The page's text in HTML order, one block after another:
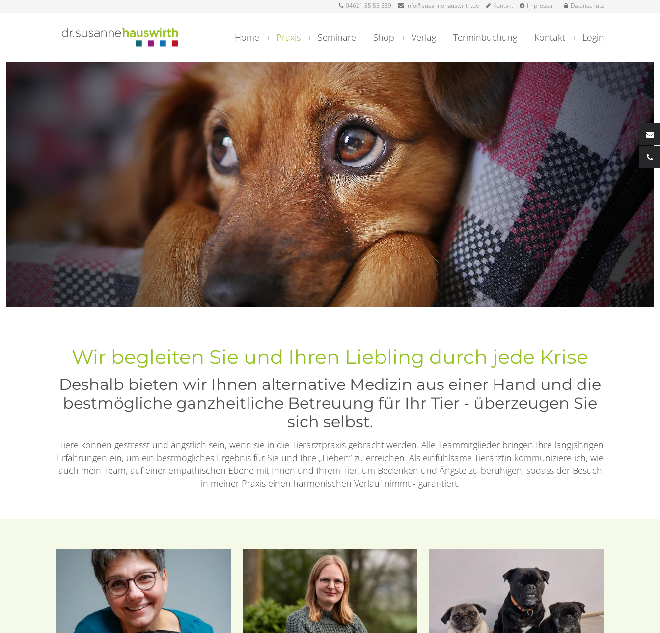
04621 85 55 559 info@susannehauswirth.de Kontakt Impressum Datenschutz
Home Praxis Seminare Shop Verlag Terminbuchung Kontakt Login
Wir begleiten Sie und Ihren Liebling durch jede Krise
Deshalb bieten wir Ihnen alternative Medizin aus einer Hand und die
bestmögliche ganzheitliche Betreuung für Ihr Tier - überzeugen Sie
sich selbst.
Tiere können gestresst und ängstlich sein, wenn sie in die Tierarztpraxis gebracht werden. Alle Teammitglieder bringen Ihre langjährigen
Erfahrungen ein, um ein bestmögliches Ergebnis für Sie und Ihre „Lieben“ zu erreichen. Als einfühlsame Tierärztin kommuniziere ich, wie
auch mein Team, auf einer empathischen Ebene mit Ihnen und Ihrem Tier, um Bedenken und Ängste zu beruhigen, sodass der Besuch
in meiner Praxis einen harmonischen Verlauf nimmt - garantiert.